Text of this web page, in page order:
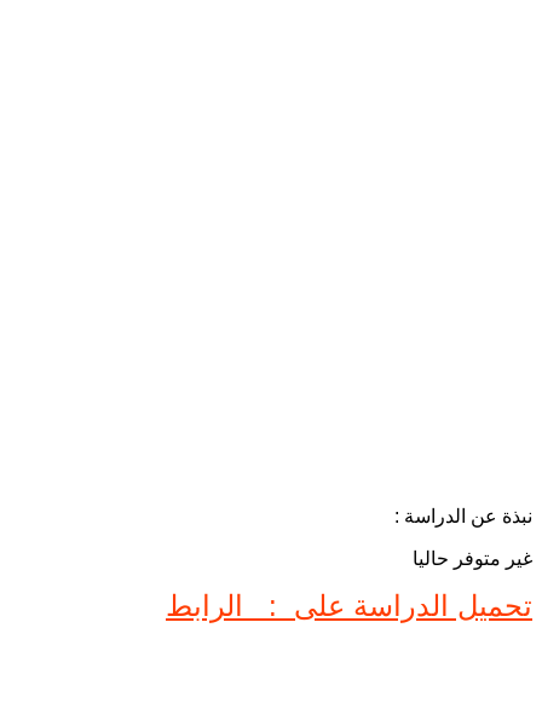
نبذة عن الدراسة :
غير متوفر حاليا
تحميل الدراسة على : الرابط